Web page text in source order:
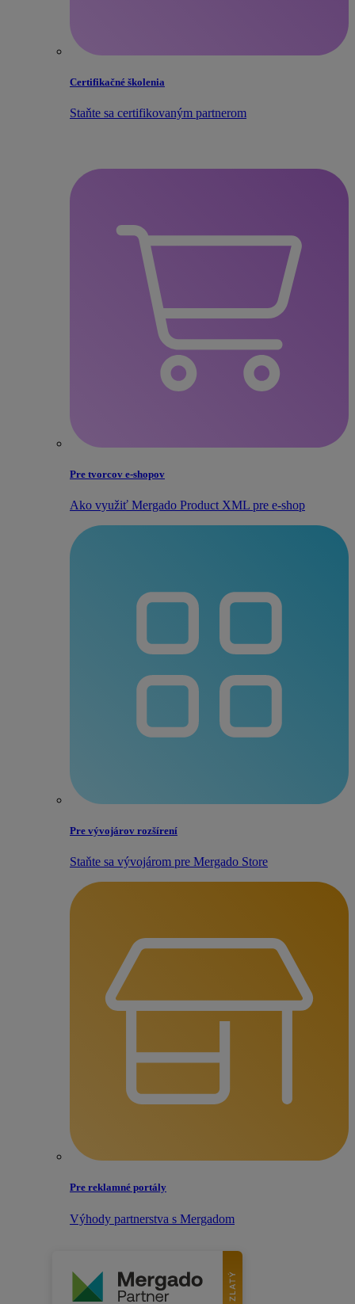
Certifikačné školenia
Staňte sa certifikovaným partnerom
Pre tvorcov e‑shopov
Ako využiť Mergado Product XML pre e‑shop
Pre vývojárov rozšírení
Staňte sa vývojárom pre Mergado Store
Pre reklamné portály
Výhody partnerstva s Mergadom